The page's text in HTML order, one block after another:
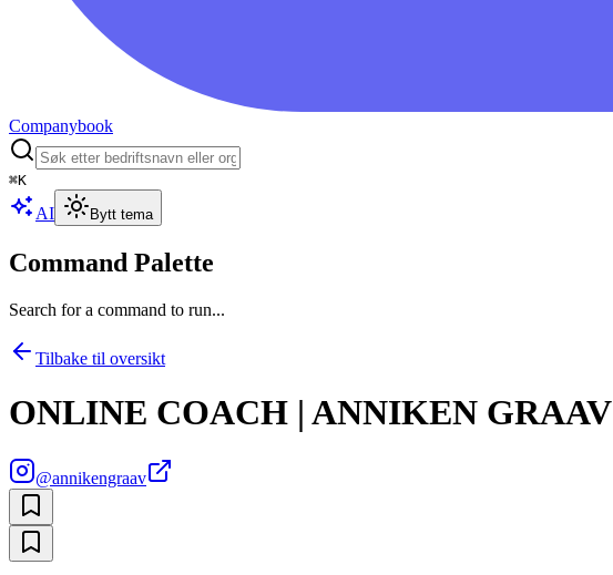
Companybook
⌘K
AI Bytt tema
Command Palette
Search for a command to run...
Tilbake til oversikt
ONLINE COACH | ANNIKEN GRAAV
@annikengraav